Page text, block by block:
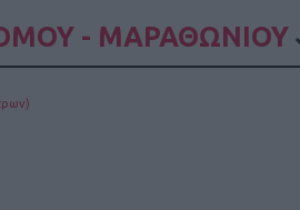
- ΜΑΡΑΘΩΝΙΟΥ